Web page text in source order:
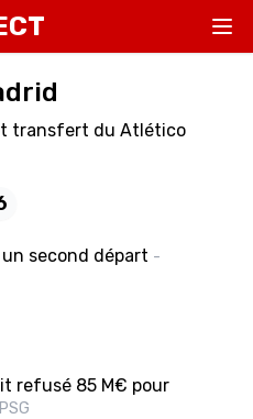
transfert du Atlético
un second départ -
refusé 85 M€ pour